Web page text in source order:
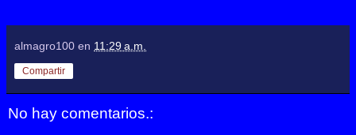
almagro100 en 11:29 a.m.
Compartir
No hay comentarios.: